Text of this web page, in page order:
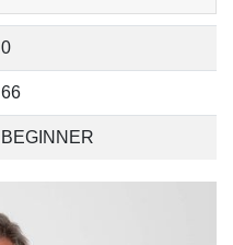
0
66
BEGINNER